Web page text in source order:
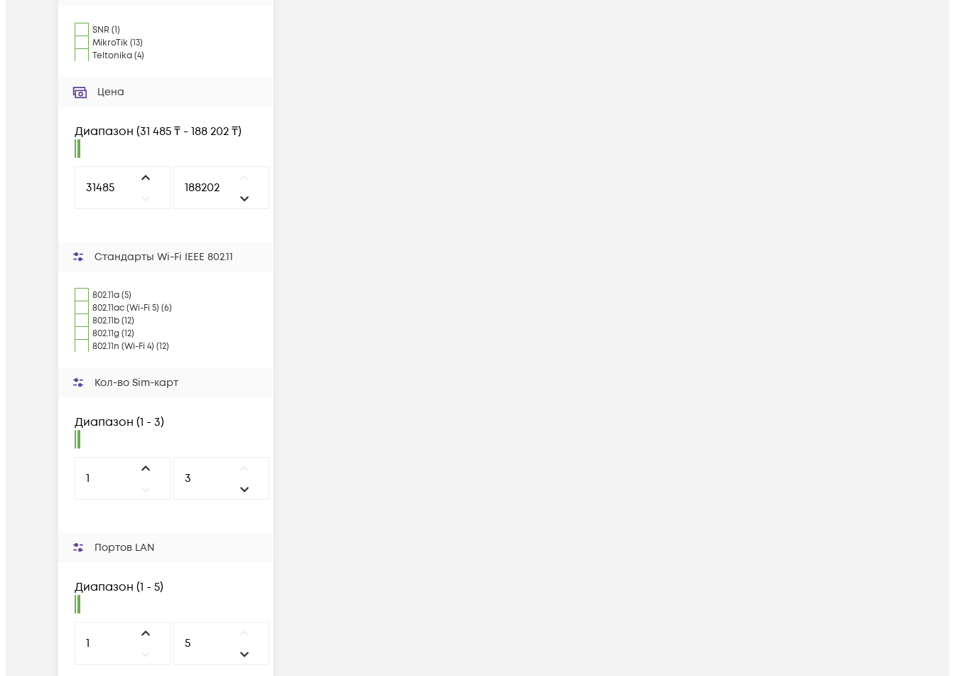
SNR (1)
MikroTik(13)
Teltonika(4)
Цена
Диапазон (31 485 ₸ - 188 202 ₸)
Стандарты Wi-Fi IEEE 802.11
802.11a (5)
802.11ac (Wi-Fi 5) (6)
802.11b (12)
802.11g (12)
802.11n (Wi-Fi 4) (12)
Кол-во Sim-карт
Диапазон (1 - 3)
Портов LAN
Диапазон (1 - 5)